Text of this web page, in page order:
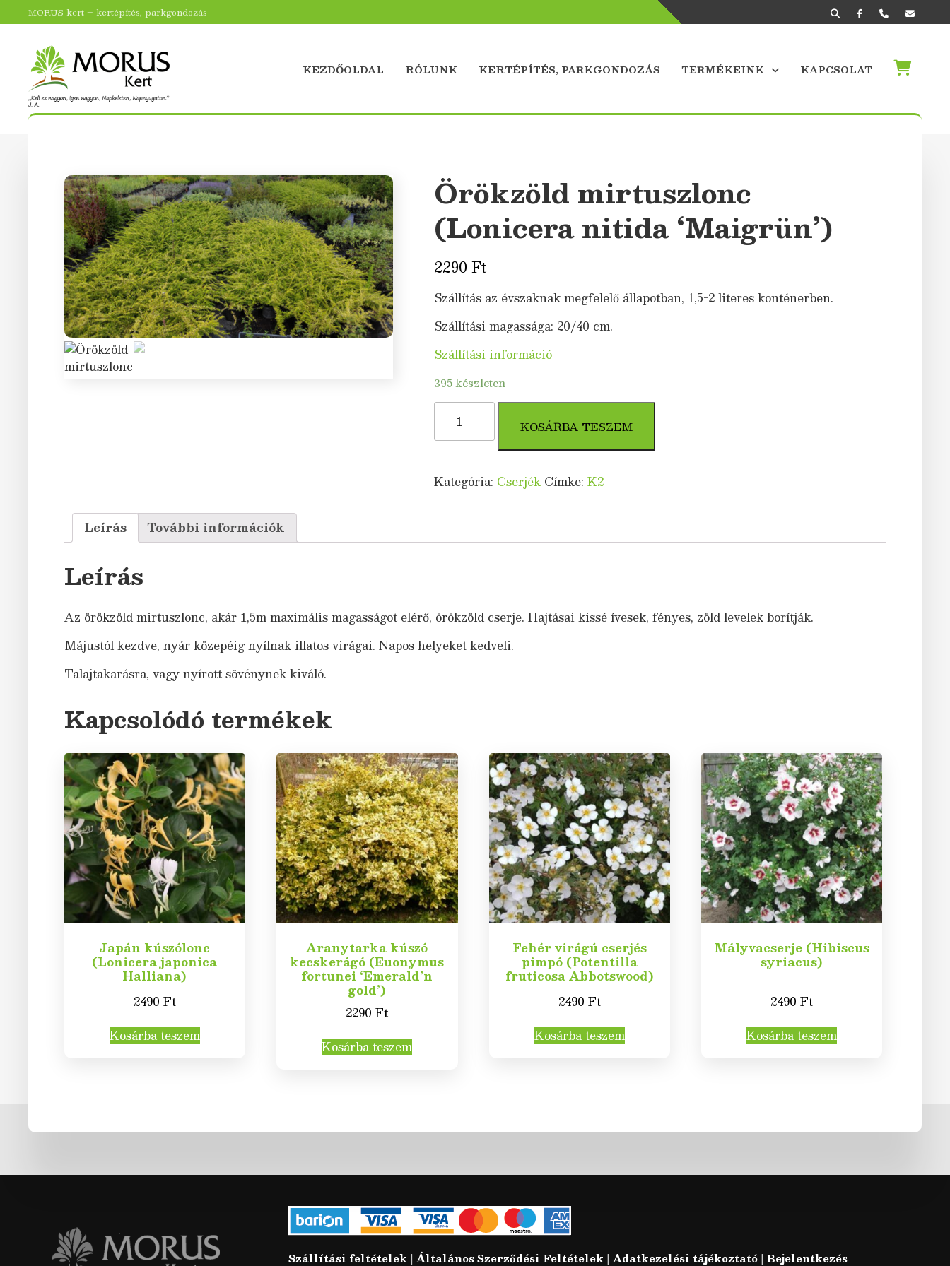
MORUS kert – kertépítés, parkgondozás
KEZDŐOLDAL RÓLUNK KERTÉPÍTÉS, PARKGONDOZÁS TERMÉKEINK KAPCSOLAT
Örökzöld mirtuszlonc
(Lonicera nitida ‘Maigrün’)
2290 Ft
Szállítás az évszaknak megfelelő állapotban, 1,5-2 literes konténerben.
Szállítási magassága: 20/40 cm.
Szállítási információ
395 készleten
Örökzöld
mirtuszlonc
(Lonicera
'Maigrün')
mennyiség
KOSÁRBA TESZEM
Kategória: Cserjék Címke: K2
Leírás További információk
Leírás
Az örökzöld mirtuszlonc, akár 1,5m maximális magasságot elérő, örökzöld cserje. Hajtásai kissé ívesek, fényes, zöld levelek borítják.
Májustól kezdve, nyár közepéig nyílnak illatos virágai. Napos helyeket kedveli.
Talajtakarásra, vagy nyírott sövénynek kiváló.
Kapcsolódó termékek
Japán kúszólonc
(Lonicera japonica
Halliana)
2490 Ft
Kosárba teszem
Aranytarka kúszó
kecskerágó (Euonymus
fortunei ‘Emerald’n
gold’)
2290Ft
Kosárba teszem
Fehér virágú cserjés
pimpó (Potentilla
fruticosa Abbotswood)
2490 Ft
Kosárba teszem
Mályvacserje (Hibiscus
syriacus)
2490Ft
Kosárba teszem
Szállítási feltételek |Általános Szerződési Feltételek |Adatkezelési tájékoztató |Bejelentkezés